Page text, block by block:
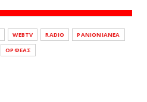
WEBTV RADIO
PANIONIANEA
ΟΡΦΕΑΣ